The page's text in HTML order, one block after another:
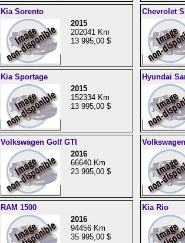
Kia Sorento
2015
202041 Km
13 995,00 $
Chevrolet
Kia Sportage
2015
152334 Km
13 995,00 $
Hyundai
Volkswagen Golf GTI
2016
66640 Km
23 995,00 $
RAM 1500
2016
94456 Km
35 995,00 $
Kia Rio